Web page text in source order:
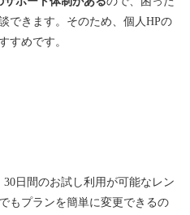
できます。そのため、個人HPの
すめです。
日間のお試し利用が可能なレン
もプランを簡単に変更できるの